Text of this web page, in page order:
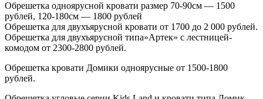
Обрешетка одноярусной кровати размер 70-90см — 1500
рублей, 120-180см — 1800 рублей
Обрешетка для двухъярусной кровати от 1700 до 2 000 рублей.
Обрешетка для двухъярусной типа»Артек» с лестницей-
комодом от 2300-2800 рублей.
Обрешетка кровати Домики одноярусные от 1500-1800
рублей.